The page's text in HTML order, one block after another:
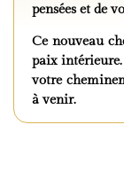
pensées et de
Ce nouveau
paix
votre
à venir.